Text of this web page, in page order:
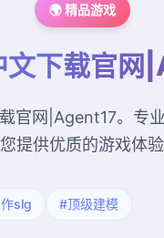
🌍 精品游戏
文下载官网
官网|Agent17。专业
提供优质的游戏体验
slg #顶级建模